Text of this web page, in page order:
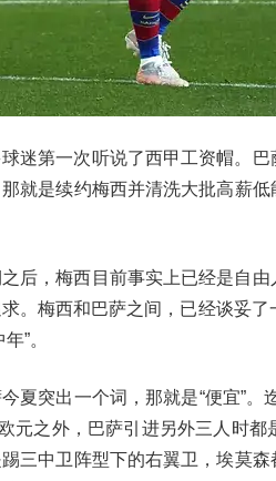
迷第一次听说了西甲工资帽。
就是续约梅西并清洗大批高薪
后，梅西目前事实上已经是自
。梅西和巴萨之间，已经谈妥
”。
夏突出一个词，那就是“便宜”
元之外，巴萨引进另外三人时
三中卫阵型下的右翼卫，埃莫